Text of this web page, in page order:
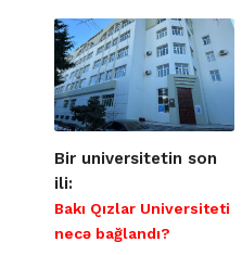
Bir universitetin son
ili:
Bakı Qızlar Universiteti
necə bağlandı?